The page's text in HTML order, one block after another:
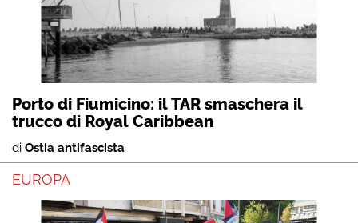
Porto di Fiumicino: il TAR smaschera il
trucco di Royal Caribbean
di Ostia antifascista
EUROPA